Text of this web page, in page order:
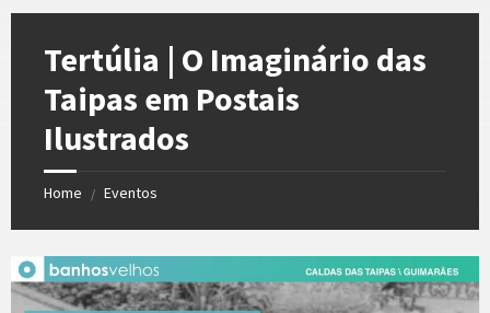
Tertúlia | O Imaginário das
Taipas em Postais
Ilustrados
Home / Eventos